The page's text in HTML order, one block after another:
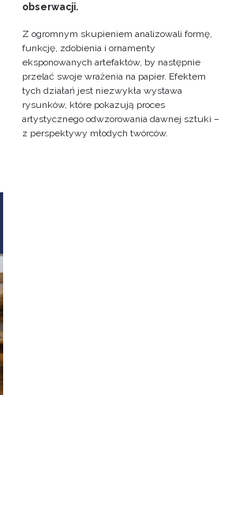
obserwacji.
Z ogromnym skupieniem analizowali formę,
funkcję, zdobienia i ornamenty
eksponowanych artefaktów, by następnie
przelać swoje wrażenia na papier. Efektem
tych działań jest niezwykła wystawa
rysunków, które pokazują proces
artystycznego odwzorowania dawnej sztuki –
z perspektywy młodych twórców.